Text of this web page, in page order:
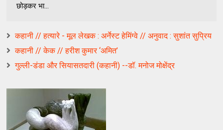
छोड़कर भा...
कहानी // हत्यारे - मूल लेखक : अर्नेस्ट हेमिंग्वे // अनुवाद : सुशांत सुप्रिय
कहानी // केक // हरीश कुमार ‘अमित’
गुल्ली-डंडा और सियासतदारी (कहानी) --डॉ. मनोज मोक्षेंद्र